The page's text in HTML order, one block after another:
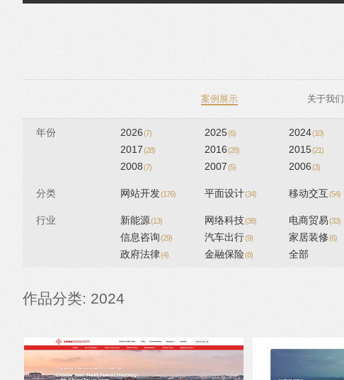
案例展示 关于我们
年份 2026(7) 2025(6) 2024(10)
2017(28) 2016(28) 2015(21)
2008(7) 2007(5) 2006(3)
分类 网站开发(176) 平面设计(34) 移动交互(54)
行业 新能源(13) 网络科技(38) 电商贸易(33)
信息咨询(29) 汽车出行(9) 家居装修(6)
政府法律(4) 金融保险(8) 全部
作品分类: 2024